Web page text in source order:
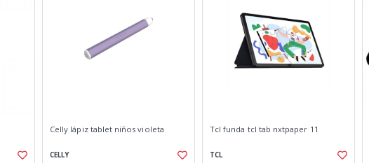
Celly lápiz tablet niños violeta
CELLY
Tcl funda tcl tab nxtpaper 11
TCL